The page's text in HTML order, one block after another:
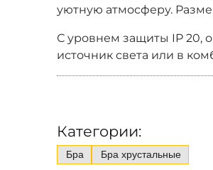
уютную атмосферу.
С уровнем защиты IP 20,
источник света или в
Категории:
Бра Бра хрустальные